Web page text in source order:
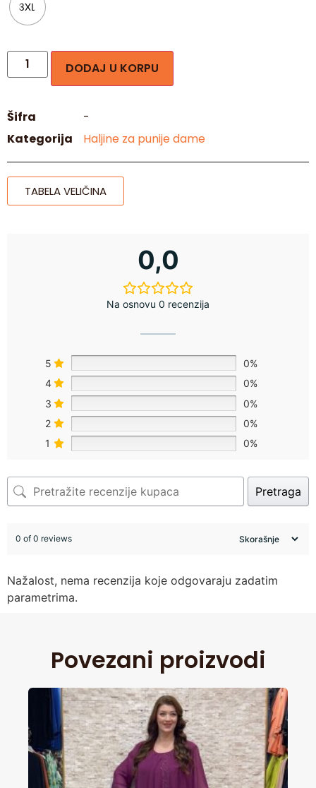
3XL
DODAJ U KORPU
Šifra
-
Kategorija
Haljine za punije dame
TABELA VELIČINA
0,0
Na osnovu 0 recenzija
5
0%
4
0%
3
0%
2
0%
1
0%
Pretraga
0 of 0 reviews
Nažalost, nema recenzija koje odgovaraju zadatim
parametrima.
Povezani proizvodi